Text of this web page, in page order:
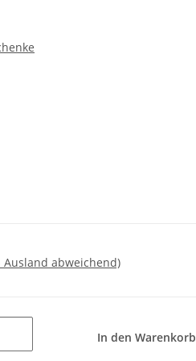
Ausland abweichend)
In den Warenkorb